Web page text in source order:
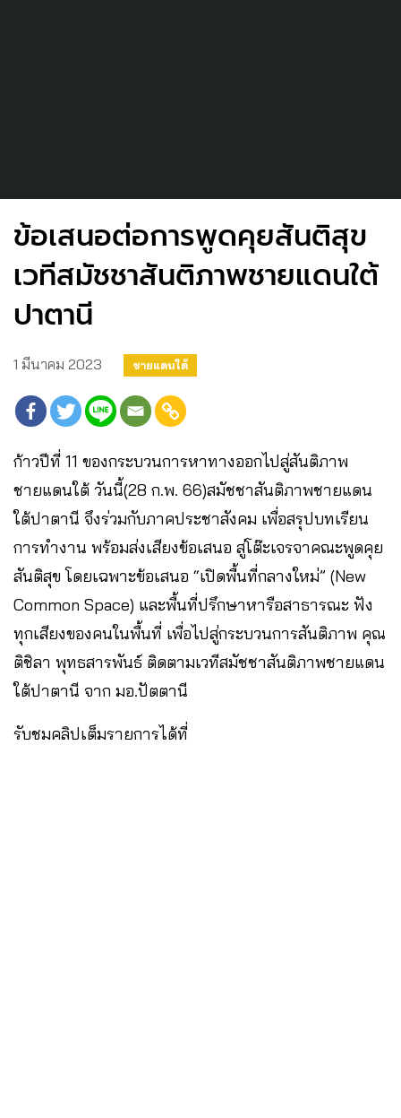
ข้อเสนอต่อการพูดคุยสันติสุข
เวทีสมัชชาสันติภาพชายแดนใต้
ปาตานี
1 มีนาคม 2023 ชายแดนใต้
ก้าวปีที่ 11 ของกระบวนการหาทางออกไปสู่สันติภาพ
ชายแดนใต้ วันนี้(28 ก.พ. 66)สมัชชาสันติภาพชายแดน
ใต้ปาตานี จึงร่วมกับภาคประชาสังคม เพื่อสรุปบทเรียน
การทำงาน พร้อมส่งเสียงข้อเสนอ สู่โต๊ะเจรจาคณะพูดคุย
สันติสุข โดยเฉพาะข้อเสนอ “เปิดพื้นที่กลางใหม่” (New
Common Space) และพื้นที่ปรึกษาหารือสาธารณะ ฟัง
ทุกเสียงของคนในพื้นที่ เพื่อไปสู่กระบวนการสันติภาพ คุณ
ติชิลา พุทธสารพันธ์ ติดตามเวทีสมัชชาสันติภาพชายแดน
ใต้ปาตานี จาก มอ.ปัตตานี
รับชมคลิปเต็มรายการได้ที่